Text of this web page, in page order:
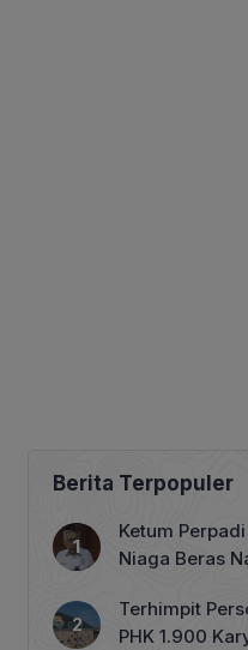
Berita Terpopuler
Ketum
Niaga Beras
Terhimpit
PHK 1.900